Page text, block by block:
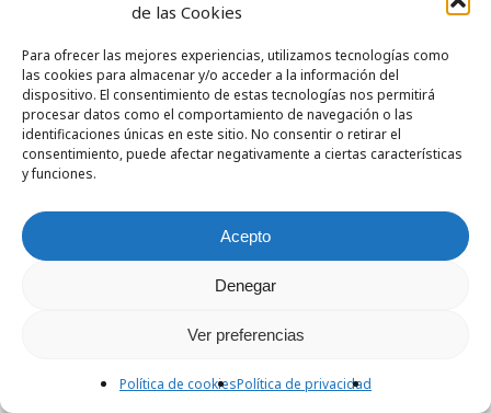
de las Cookies
Para ofrecer las mejores experiencias, utilizamos tecnologías como
las cookies para almacenar y/o acceder a la información del
dispositivo. El consentimiento de estas tecnologías nos permitirá
procesar datos como el comportamiento de navegación o las
identificaciones únicas en este sitio. No consentir o retirar el
consentimiento, puede afectar negativamente a ciertas características
y funciones.
Acepto
Denegar
Ver preferencias
Política de cookiesPolítica de privacidad
TL Soluciones S.A.
Tel:+54 11 5031 1314
© 2026 techneLogics. Todos los derechos reservados.
linkedinyoutubeinstagramemail
Contáctanos